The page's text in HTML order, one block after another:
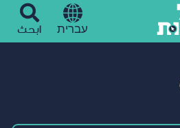
עברית ابحث